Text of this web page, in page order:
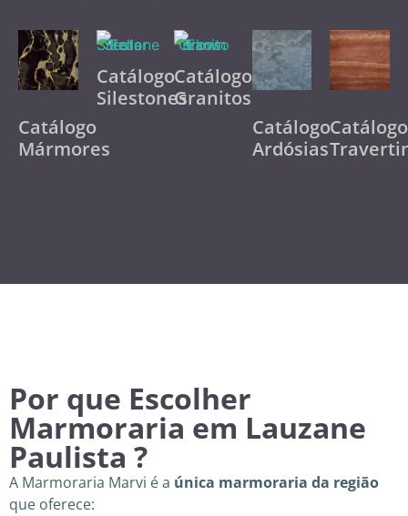
Catálogo
Mármores
Catálogo
Silestones
Catálogo
Granitos
Catálogo
Ardósias
Catálogo
Por que Escolher
Marmoraria em Lauzane
Paulista ?
A Marmoraria Marvi é a única marmoraria da região
que oferece: